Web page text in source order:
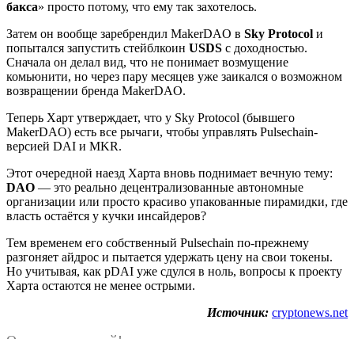
бакса» просто потому, что ему так захотелось.
Затем он вообще заребрендил MakerDAO в Sky Protocol и
попытался запустить стейблкоин USDS с доходностью.
Сначала он делал вид, что не понимает возмущение
комьюнити, но через пару месяцев уже заикался о возможном
возвращении бренда MakerDAO.
Теперь Харт утверждает, что у Sky Protocol (бывшего
MakerDAO) есть все рычаги, чтобы управлять Pulsechain-
версией DAI и MKR.
Этот очередной наезд Харта вновь поднимает вечную тему:
DAO — это реально децентрализованные автономные
организации или просто красиво упакованные пирамидки, где
власть остаётся у кучки инсайдеров?
Тем временем его собственный Pulsechain по-прежнему
разгоняет айдрос и пытается удержать цену на свои токены.
Но учитывая, как pDAI уже сдулся в ноль, вопросы к проекту
Харта остаются не менее острыми.
Источник: cryptonews.net